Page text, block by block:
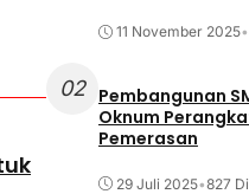
11 November 2025•
02
Pembangunan
Oknum
Pemerasan
29 Juli 2025•827